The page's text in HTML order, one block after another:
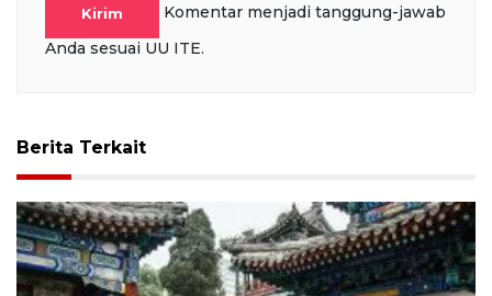
Kirim
Komentar menjadi tanggung-jawab
Anda sesuai UU ITE.
Berita Terkait